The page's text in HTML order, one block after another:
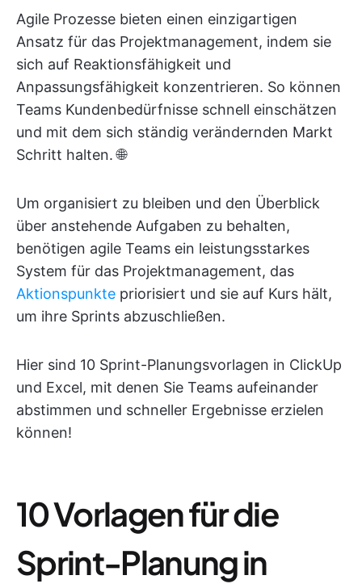
Agile Prozesse bieten einen einzigartigen
Ansatz für das Projektmanagement, indem sie
sich auf Reaktionsfähigkeit und
Anpassungsfähigkeit konzentrieren. So können
Teams Kundenbedürfnisse schnell einschätzen
und mit dem sich ständig verändernden Markt
Schritt halten. 🌐
Um organisiert zu bleiben und den Überblick
über anstehende Aufgaben zu behalten,
benötigen agile Teams ein leistungsstarkes
System für das Projektmanagement, das
Aktionspunkte priorisiert und sie auf Kurs hält,
um ihre Sprints abzuschließen.
Hier sind 10 Sprint-Planungsvorlagen in ClickUp
und Excel, mit denen Sie Teams aufeinander
abstimmen und schneller Ergebnisse erzielen
können!
10 Vorlagen für die
Sprint-Planung in